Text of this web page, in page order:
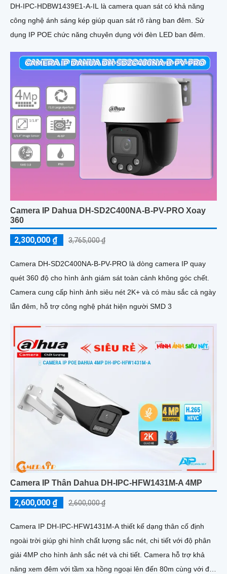
DH-IPC-HDBW1439E1-A-IL là camera quan sát có khả năng
công nghệ ánh sáng kép giúp quan sát rõ ràng ban đêm. Sử
dụng IP POE chức năng chuyên dụng với đèn LED ban đêm.
Camera IP Dahua DH-SD2C400NA-B-PV-PRO Xoay
360
2,300,000 ₫ 3,765,000 ₫
Camera DH-SD2C400NA-B-PV-PRO là dòng camera IP quay
quét 360 độ cho hình ảnh giám sát toàn cảnh không góc chết.
Camera cung cấp hình ảnh siêu nét 2K+ và có màu sắc cả ngày
lẫn đêm, hỗ trợ công nghệ phát hiện người SMD 3
Camera IP Thân Dahua DH-IPC-HFW1431M-A 4MP
2,600,000 ₫ 2,600,000 ₫
Camera IP DH-IPC-HFW1431M-A thiết kế dạng thân cố định
ngoài trời giúp ghi hình chất lượng sắc nét, chi tiết với độ phân
giải 4MP cho hình ảnh sắc nét và chi tiết. Camera hỗ trợ khả
năng xem đêm với tầm xa hồng ngoại lên đến 80m cùng với đó